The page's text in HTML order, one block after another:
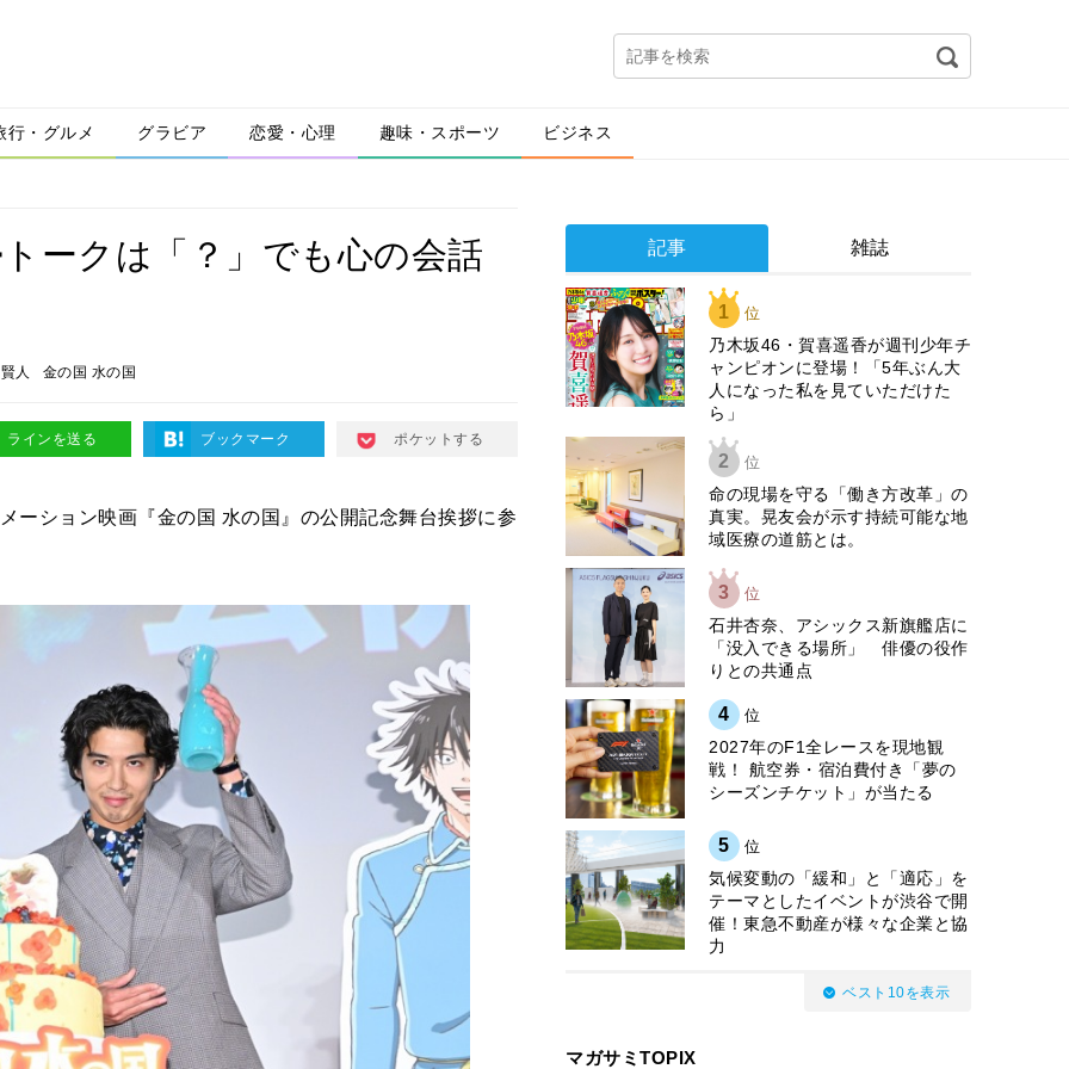
行・グルメ グラビア 恋愛・心理 趣味・スポーツ ビジネス
ークは「？」でも心の会話
人 金の国 水の国
ラインを送る ブックマーク ポケットする
ーション映画『金の国 水の国』の公開記念舞台挨拶に参
記事 雑誌
1 位
乃木坂46・賀喜遥香が週刊少年チ
ャンピオンに登場！「5年ぶん大
人になった私を見ていただけた
ら」
2 位
​命の現場を守る「働き方改革」の
真実。晃友会が示す持続可能な地
域医療の道筋とは。
3 位
石井杏奈、アシックス新旗艦店に
「没入できる場所」 俳優の役作
りとの共通点
4 位
2027年のF1全レースを現地観
戦！ 航空券・宿泊費付き「夢の
シーズンチケット」が当たる
5 位
気候変動の「緩和」と「適応」を
テーマとしたイベントが渋谷で開
催！東急不動産が様々な企業と協
力
ベスト10を表示
マガサミTOPIX